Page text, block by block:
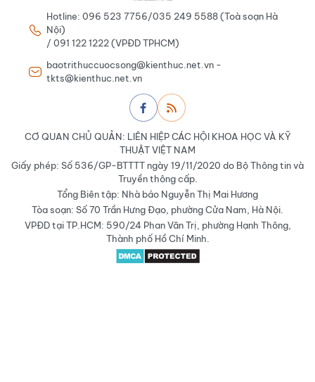
Hotline: 096 523 7756/035 249 5588 (Toà soạn Hà
Nội)
/ 091 122 1222 (VPĐD TPHCM)
baotrithuccuocsong@kienthuc.net.vn -
tkts@kienthuc.net.vn
CƠ QUAN CHỦ QUẢN: LIÊN HIỆP CÁC HỘI KHOA HỌC VÀ KỸ
THUẬT VIỆT NAM
Giấy phép: Số 536/GP-BTTTT ngày 19/11/2020 do Bộ Thông tin và
Truyền thông cấp.
Tổng Biên tập: Nhà báo Nguyễn Thị Mai Hương
Tòa soạn: Số 70 Trần Hưng Đạo, phường Cửa Nam, Hà Nội.
VPĐD tại TP.HCM: 590/24 Phan Văn Trị, phường Hạnh Thông,
Thành phố Hồ Chí Minh.